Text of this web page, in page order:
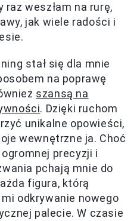
weszłam na rurę,
jak wiele radości i
stał się dla mnie
na poprawę
szansą na
. Dzięki ruchom
unikalne opowieści,
wewnętrzne ja. Choć
precyzji i
pchają mnie do
figura, którą
odkrywanie nowego
palecie. W czasie